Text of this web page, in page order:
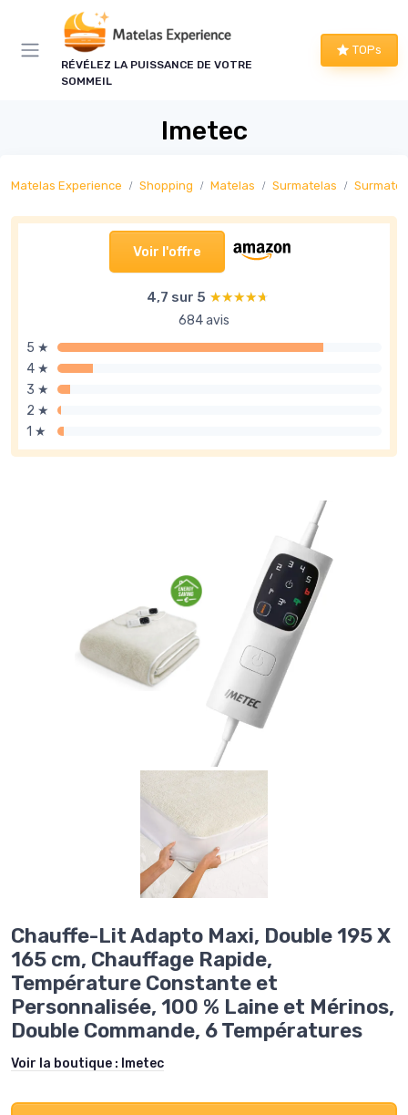
RÉVÉLEZ LA PUISSANCE DE VOTRE
SOMMEIL
TOPs
Imetec
Matelas Experience Shopping Matelas Surmatelas
Voir l'offre
4,7 sur 5 ★★★★★
★★★★★
684 avis
5 ★
4 ★
3 ★
2 ★
1 ★
Chauffe-Lit Adapto Maxi, Double 195 X
165 cm, Chauffage Rapide,
Température Constante et
Personnalisée, 100 % Laine et Mérinos,
Double Commande, 6 Températures
Voir la boutique : Imetec
Panneau de gestion des cookies